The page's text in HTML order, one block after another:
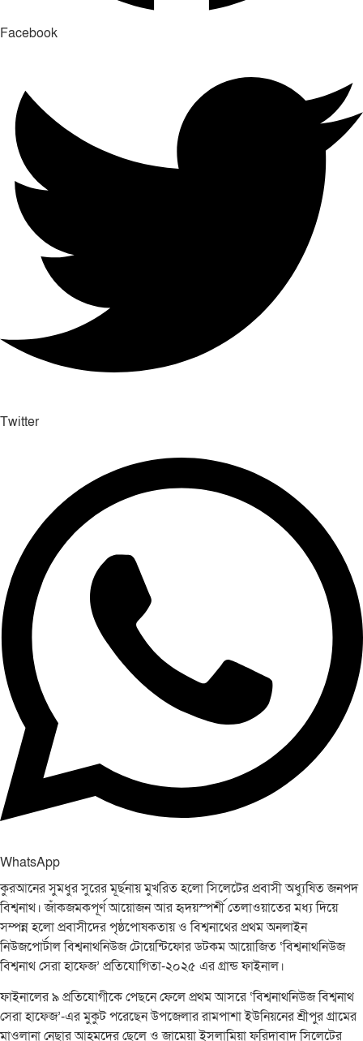
Facebook
Twitter
WhatsApp
কুরআনের সুমধুর সুরের মূর্ছনায় মুখরিত হলো সিলেটের প্রবাসী অধ্যুষিত জনপদ
বিশ্বনাথ। জাঁকজমকপূর্ণ আয়োজন আর হৃদয়স্পর্শী তেলাওয়াতের মধ্য দিয়ে
সম্পন্ন হলো প্রবাসীদের পৃষ্ঠপোষকতায় ও বিশ্বনাথের প্রথম অনলাইন
নিউজপোর্টাল বিশ্বনাথনিউজ টোয়েন্টিফোর ডটকম আয়োজিত ‘বিশ্বনাথনিউজ
বিশ্বনাথ সেরা হাফেজ’ প্রতিযোগিতা-২০২৫ এর গ্রান্ড ফাইনাল।
ফাইনালের ৯ প্রতিযোগীকে পেছনে ফেলে প্রথম আসরে ‘বিশ্বনাথনিউজ বিশ্বনাথ
সেরা হাফেজ’-এর মুকুট পরেছেন উপজেলার রামপাশা ইউনিয়নের শ্রীপুর গ্রামের
মাওলানা নেছার আহমদের ছেলে ও জামেয়া ইসলামিয়া ফরিদাবাদ সিলেটের